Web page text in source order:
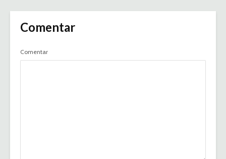
Comentar
Comentar